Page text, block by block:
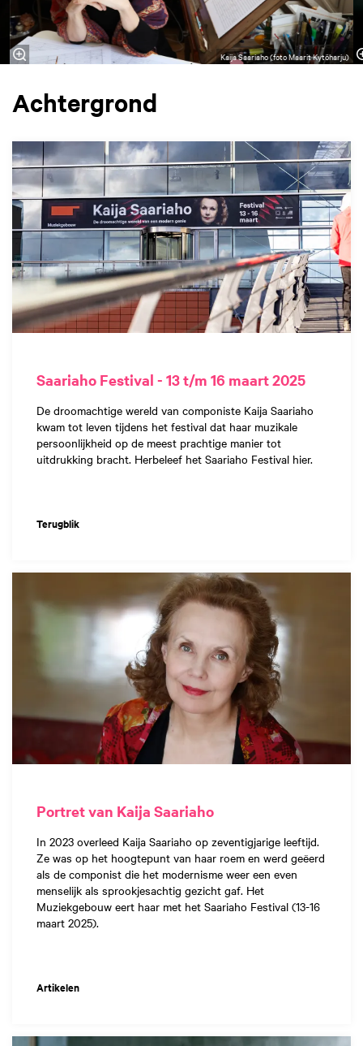
Kaija Saariaho (foto Maarit Kytöharju)
Achtergrond
Saariaho Festival - 13 t/m 16 maart 2025
De droomachtige wereld van componiste Kaija Saariaho
kwam tot leven tijdens het festival dat haar muzikale
persoonlijkheid op de meest prachtige manier tot
uitdrukking bracht. Herbeleef het Saariaho Festival hier.
Terugblik
Portret van Kaija Saariaho
In 2023 overleed Kaija Saariaho op zeventigjarige leeftijd.
Ze was op het hoogtepunt van haar roem en werd geëerd
als de componist die het modernisme weer een even
menselijk als sprookjesachtig gezicht gaf. Het
Muziekgebouw eert haar met het Saariaho Festival (13-16
maart 2025).
Artikelen